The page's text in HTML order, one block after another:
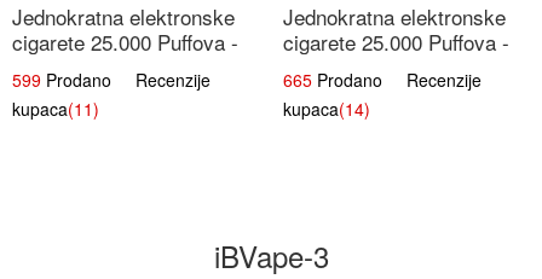
Jednokratna elektronske
cigarete 25.000 Puffova -
Kupina & Borovnica |
Šumska Voćna Mješavina
599 Prodano Recenzije
kupaca(11)
Jednokratna elektronske
cigarete 25.000 Puffova -
Jagodni Sladoled |
Kremasta Slatka Okus
665 Prodano Recenzije
kupaca(14)
iBVape-3